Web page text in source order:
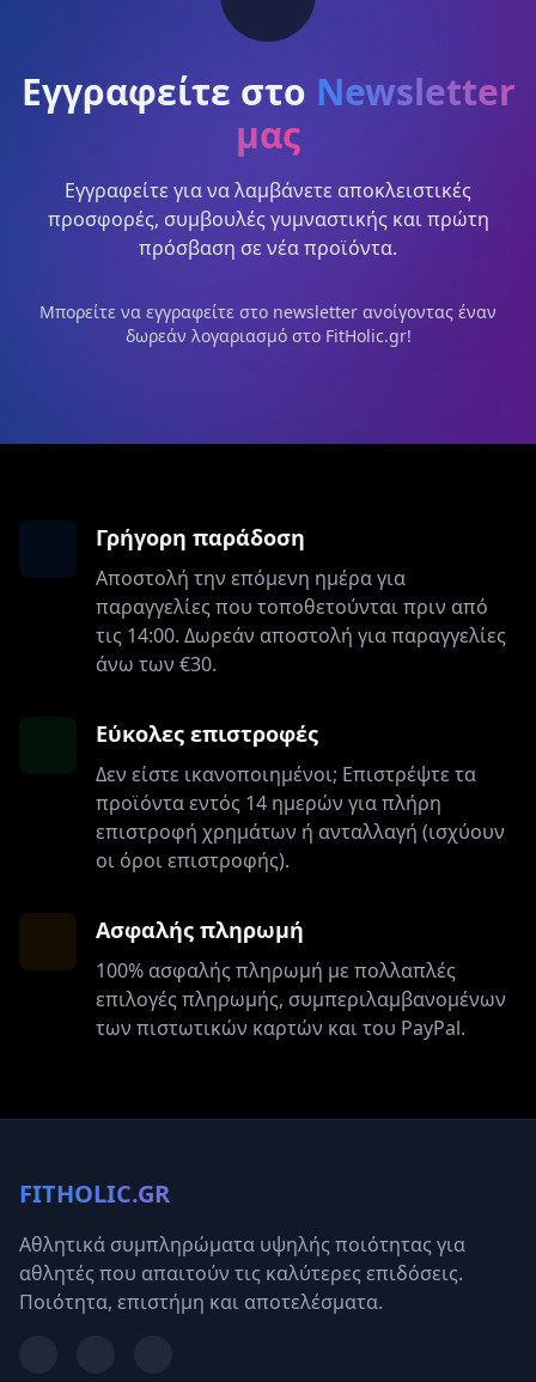
Εγγραφείτε στο Newsletter
μας
Εγγραφείτε για να λαμβάνετε αποκλειστικές
προσφορές, συμβουλές γυμναστικής και πρώτη
πρόσβαση σε νέα προϊόντα.
Μπορείτε να εγγραφείτε στο newsletter ανοίγοντας έναν
δωρεάν λογαριασμό στο FitHolic.gr!
Γρήγορη παράδοση
Αποστολή την επόμενη ημέρα για
παραγγελίες που τοποθετούνται πριν από
τις 14:00. Δωρεάν αποστολή για παραγγελίες
άνω των €30.
Εύκολες επιστροφές
Δεν είστε ικανοποιημένοι; Επιστρέψτε τα
προϊόντα εντός 14 ημερών για πλήρη
επιστροφή χρημάτων ή ανταλλαγή (ισχύουν
οι όροι επιστροφής).
Ασφαλής πληρωμή
100% ασφαλής πληρωμή με πολλαπλές
επιλογές πληρωμής, συμπεριλαμβανομένων
των πιστωτικών καρτών και του PayPal.
FITHOLIC.GR
Αθλητικά συμπληρώματα υψηλής ποιότητας για
αθλητές που απαιτούν τις καλύτερες επιδόσεις.
Ποιότητα, επιστήμη και αποτελέσματα.